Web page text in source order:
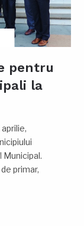
pentru
la
primar,